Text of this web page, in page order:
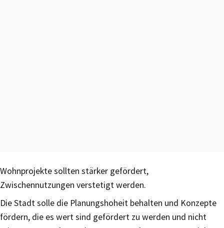
Wohnprojekte sollten stärker gefördert,
Zwischennutzungen verstetigt werden.
Die Stadt solle die Planungshoheit behalten und Konzepte
fördern, die es wert sind gefördert zu werden und nicht